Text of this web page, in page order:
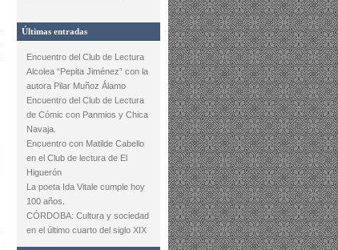
Últimas entradas
Encuentro del Club de Lectura
Alcolea “Pepita Jiménez” con la
autora Pilar Muñoz Álamo
Encuentro del Club de Lectura
de Cómic con Panmios y Chica
Navaja.
Encuentro con Matilde Cabello
en el Club de lectura de El
Higuerón
La poeta Ida Vitale cumple hoy
100 años.
CÓRDOBA: Cultura y sociedad
en el último cuarto del siglo XIX